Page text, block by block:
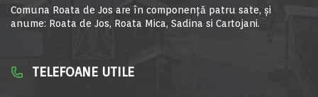
Comuna Roata de Jos are în componență patru sate, și
anume: Roata de Jos, Roata Mica, Sadina si Cartojani.
TELEFOANE UTILE